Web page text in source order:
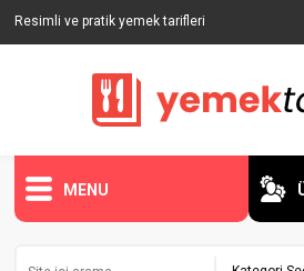
Resimli ve pratik yemek tarifleri
MENU